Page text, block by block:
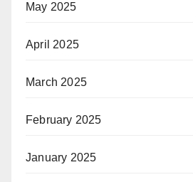
May 2025
April 2025
March 2025
February 2025
January 2025